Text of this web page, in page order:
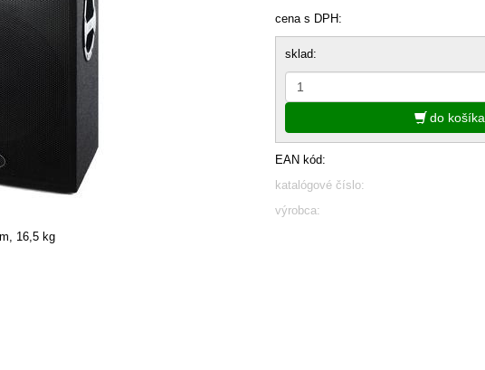
cena s DPH:
sklad:
do košíka
EAN kód:
katalógové číslo:
výrobca:
16,5 kg